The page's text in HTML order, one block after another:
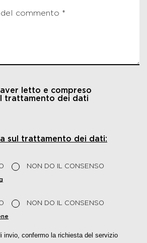
letto e compreso
trattamento dei dati
sul trattamento dei dati:
NON DO IL CONSENSO
NON DO IL CONSENSO
invio, confermo la richiesta del servizio